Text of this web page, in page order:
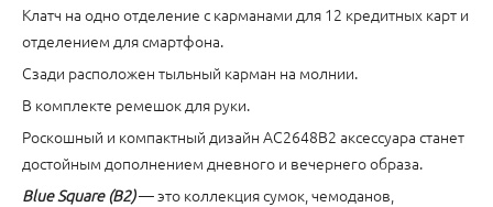
Клатч на одно отделение с карманами для 12 кредитных карт и
отделением для смартфона.
Сзади расположен тыльный карман на молнии.
В комплекте ремешок для руки.
Роскошный и компактный дизайн AC2648B2 аксессуара станет
достойным дополнением дневного и вечернего образа.
Blue Square (B2)— это коллекция сумок, чемоданов,